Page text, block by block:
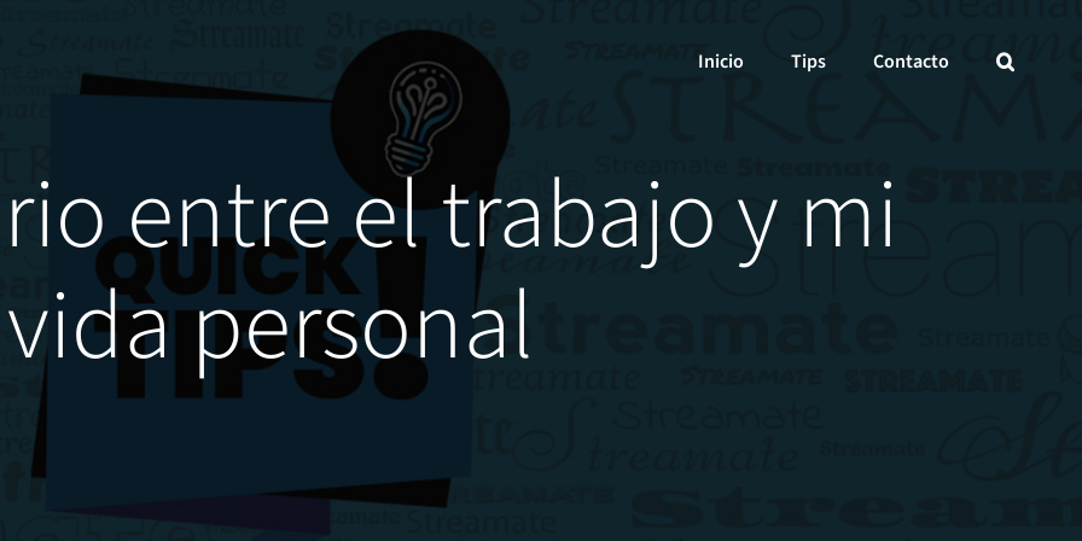
Inicio Tips Contacto
entre el trabajo y mi
vida personal